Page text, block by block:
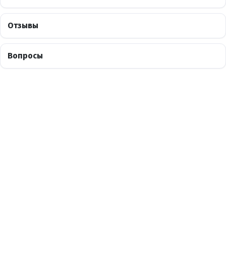
Отзывы
Вопросы